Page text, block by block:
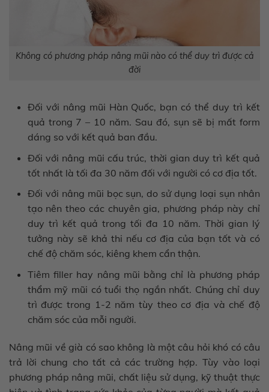
Không có phương pháp nâng mũi nào có thể duy trì được cả
đời
Đối với nâng mũi Hàn Quốc, bạn có thể duy trì kết
quả trong 7 – 10 năm. Sau đó, sụn sẽ bị mất form
dáng so với kết quả ban đầu.
Đối với nâng mũi cấu trúc, thời gian duy trì kết quả
tốt nhất là tối đa 30 năm đối với người có cơ địa tốt.
Đối với nâng mũi bọc sụn, do sử dụng loại sụn nhân
tạo nên theo các chuyên gia, phương pháp này chỉ
duy trì kết quả trong tối đa 10 năm. Thời gian lý
tưởng này sẽ khả thi nếu cơ địa của bạn tốt và có
chế độ chăm sóc, kiêng khem cẩn thận.
Tiêm filler hay nâng mũi bằng chỉ là phương pháp
thẩm mỹ mũi có tuổi thọ ngắn nhất. Chúng chỉ duy
trì được trong 1-2 năm tùy theo cơ địa và chế độ
chăm sóc của mỗi người.
Nâng mũi về già có sao không là một câu hỏi khó có câu
trả lời chung cho tất cả các trường hợp. Tùy vào loại
phương pháp nâng mũi, chất liệu sử dụng, kỹ thuật thực